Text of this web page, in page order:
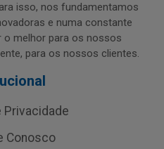
isso, nos fundamentamos
e numa constante
o melhor para os nossos
para os nossos clientes.
Privacidade
Conosco